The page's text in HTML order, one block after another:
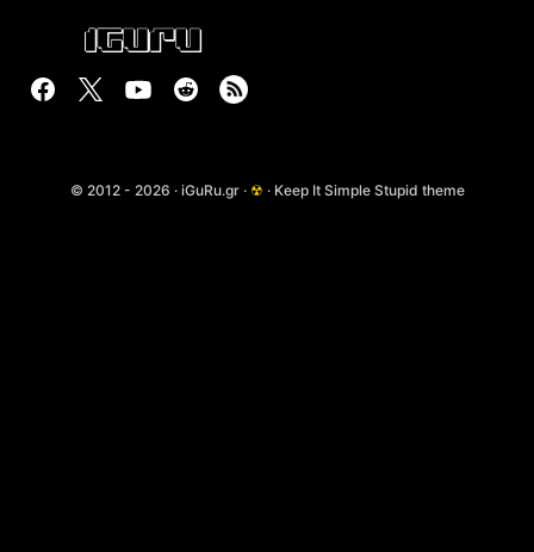
© 2012 - 2026 · iGuRu.gr · ☢ · Keep It Simple Stupid theme